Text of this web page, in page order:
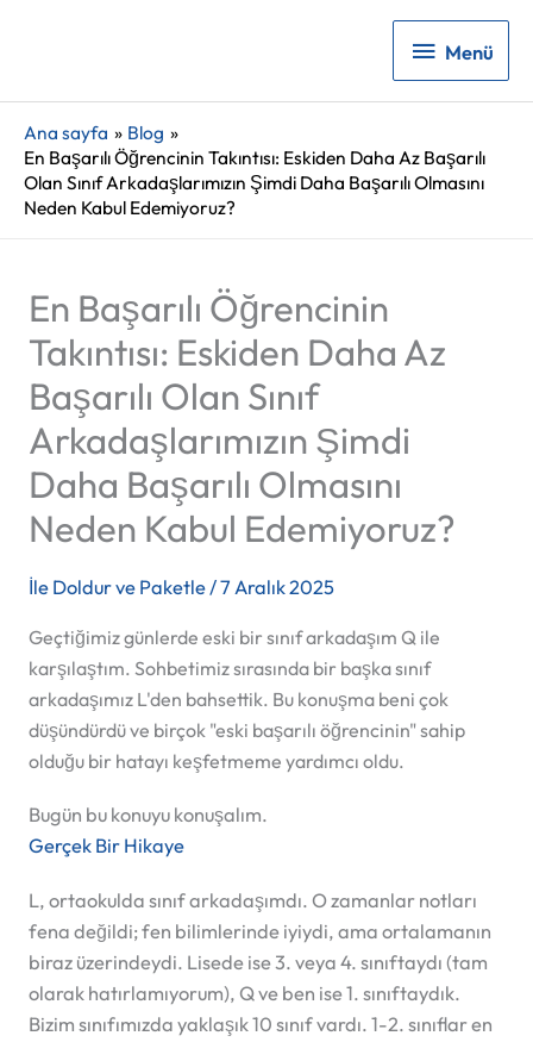
Menü
Menü
Ana sayfa
Blog
En Başarılı Öğrencinin Takıntısı: Eskiden Daha Az Başarılı
Olan Sınıf Arkadaşlarımızın Şimdi Daha Başarılı Olmasını
Neden Kabul Edemiyoruz?
En Başarılı Öğrencinin
Takıntısı: Eskiden Daha Az
Başarılı Olan Sınıf
Arkadaşlarımızın Şimdi
Daha Başarılı Olmasını
Neden Kabul Edemiyoruz?
İle Doldur ve Paketle/7 Aralık 2025
Geçtiğimiz günlerde eski bir sınıf arkadaşım Q ile
karşılaştım. Sohbetimiz sırasında bir başka sınıf
arkadaşımız L'den bahsettik. Bu konuşma beni çok
düşündürdü ve birçok "eski başarılı öğrencinin" sahip
olduğu bir hatayı keşfetmeme yardımcı oldu.
Bugün bu konuyu konuşalım.
Gerçek Bir Hikaye
L, ortaokulda sınıf arkadaşımdı. O zamanlar notları
fena değildi; fen bilimlerinde iyiydi, ama ortalamanın
biraz üzerindeydi. Lisede ise 3. veya 4. sınıftaydı (tam
olarak hatırlamıyorum), Q ve ben ise 1. sınıftaydık.
Bizim sınıfımızda yaklaşık 10 sınıf vardı. 1-2. sınıflar en